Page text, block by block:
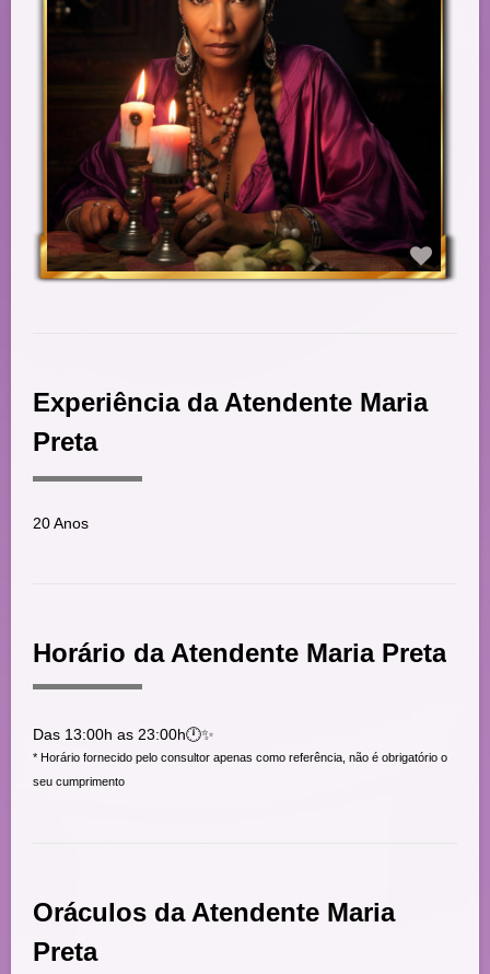
Experiência da Atendente Maria
Preta
20 Anos
Horário da Atendente Maria Preta
Das 13:00h as 23:00h🕛✨
* Horário fornecido pelo consultor apenas como referência, não é obrigatório o
seu cumprimento
Oráculos da Atendente Maria
Preta